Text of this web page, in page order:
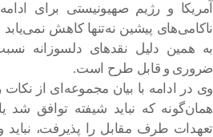
آمریکا و رژیم صهیونیستی برای
ناکامی‌های پیشین نه‌تنها کاهش
به همین دلیل نقدهای دلسوزانه
ضروری و قابل طرح است.
وی در ادامه با بیان مجموعه‌ای از
همان‌گونه که نباید شیفته توافق
تعهدات طرف مقابل را پذیرفت،